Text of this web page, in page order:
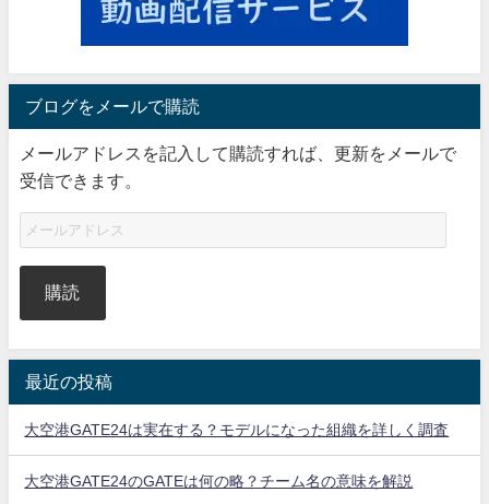
ブログをメールで購読
メールアドレスを記入して購読すれば、更新をメールで
受信できます。
購読
最近の投稿
大空港GATE24は実在する？モデルになった組織を詳しく調査
大空港GATE24のGATEは何の略？チーム名の意味を解説